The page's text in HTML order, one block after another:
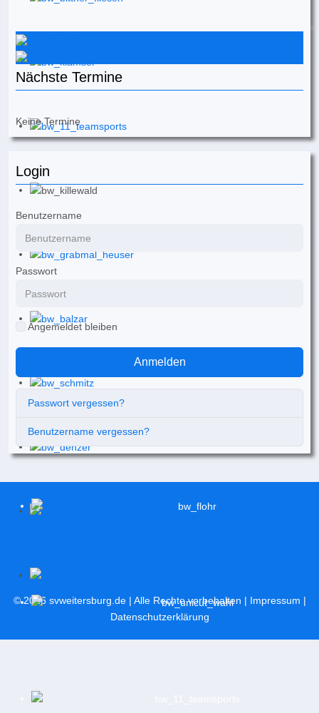
Nächste Termine
Keine Termine
Login
Benutzername
Passwort
Angemeldet bleiben
Anmelden
Passwort vergessen?
Benutzername vergessen?
© 2026 svweitersburg.de| Alle Rechte vorbehalten | Impressum |
Datenschutzerklärung